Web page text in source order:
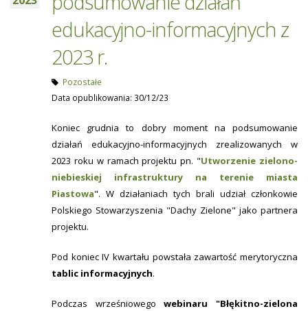
edukacyjno-informacyjnych z
2023 r.
Pozostałe
Data opublikowania: 30/12/23
Koniec grudnia to dobry moment na podsumowanie
działań edukacyjno-informacyjnych zrealizowanych w
2023 roku w ramach projektu pn. "Utworzenie zielono-
niebieskiej infrastruktury na terenie miasta
Piastowa". W działaniach tych brali udział członkowie
Polskiego Stowarzyszenia "Dachy Zielone" jako partnera
projektu.
Pod koniec IV kwartału powstała zawartość merytoryczna
tablic informacyjnych.
Podczas wrześniowegowebinaru "Błękitno-zielona